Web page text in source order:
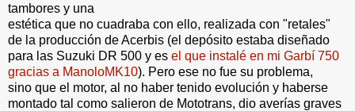
tambores y una
estética que no cuadraba con ello, realizada con "retales"
de la producción de Acerbis (el depósito estaba diseñado
para las Suzuki DR 500 y es el que instalé en mi Garbí 750
gracias a ManoloMK10). Pero ese no fue su problema,
sino que el motor, al no haber tenido evolución y haberse
montado tal como salieron de Mototrans, dio averías graves